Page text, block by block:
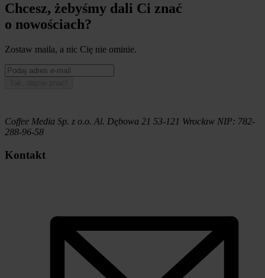
Chcesz, żebyśmy dali Ci znać
o nowościach?
Zostaw maila, a nic Cię nie ominie.
Coffee Media Sp. z o.o. Al. Dębowa 21 53-121 Wrocław NIP: 782-
288-96-58
Kontakt